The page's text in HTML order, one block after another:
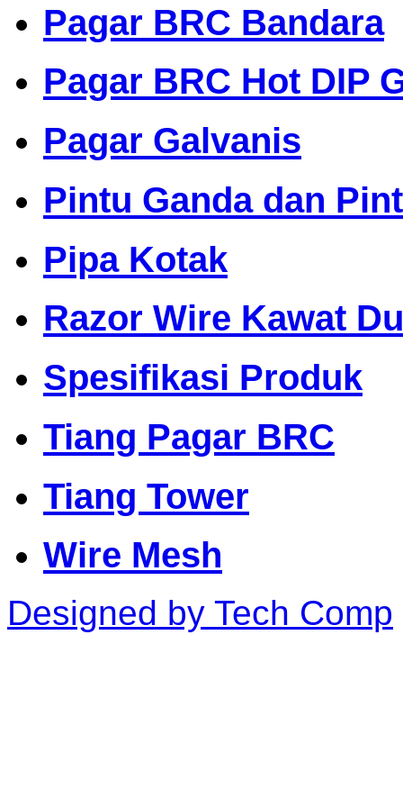
Pagar BRC Bandara
Pagar BRC Hot DIP
Pagar Galvanis
Pintu Ganda dan
Pipa Kotak
Razor Wire Kawat
Spesifikasi Produk
Tiang Pagar BRC
Tiang Tower
Wire Mesh
Designed by Tech Comp